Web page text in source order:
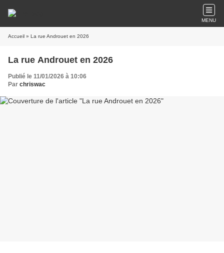
MENU
Accueil » La rue Androuet en 2026
La rue Androuet en 2026
Publié le 11/01/2026 à 10:06
Par chriswac